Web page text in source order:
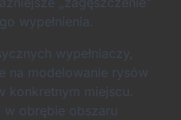
wypełnienia.
wypełniaczy,
na modelowanie rysów
konkretnym miejscu.
w obrębie obszaru